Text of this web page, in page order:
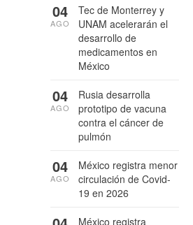
Tec de Monterrey y
UNAM acelerarán el
desarrollo de
medicamentos en
México
04
AGO
Rusia desarrolla
prototipo de vacuna
contra el cáncer de
pulmón
04
AGO
México registra menor
circulación de Covid-
19 en 2026
04
AGO
México registra